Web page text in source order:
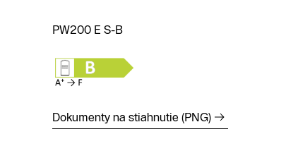
PW200 E S-B
Dokumenty na stiahnutie (PNG)
údaje